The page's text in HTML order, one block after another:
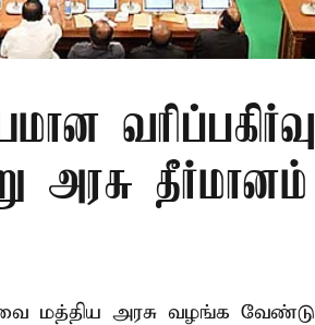
அரசு தீர்மானம்
மத்திய அரசு வழங்க